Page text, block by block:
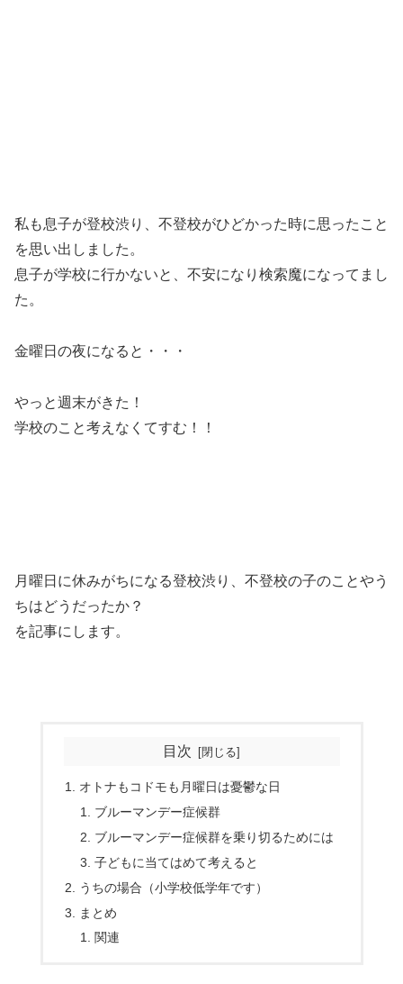
私も息子が登校渋り、不登校がひどかった時に思ったこと
を思い出しました。
息子が学校に行かないと、不安になり検索魔になってまし
た。
金曜日の夜になると・・・
やっと週末がきた！
学校のこと考えなくてすむ！！
月曜日に休みがちになる登校渋り、不登校の子のことやう
ちはどうだったか？
を記事にします。
目次
オトナもコドモも月曜日は憂鬱な日
ブルーマンデー症候群
ブルーマンデー症候群を乗り切るためには
子どもに当てはめて考えると
うちの場合（小学校低学年です）
まとめ
関連